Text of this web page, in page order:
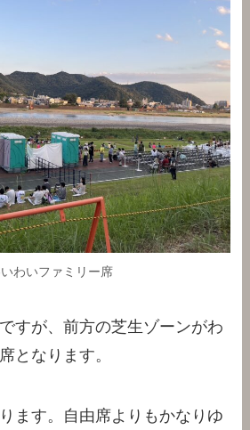
わいファミリー席
すが、前方の芝生ゾーンがわ
となります。
ます。自由席よりもかなりゆ